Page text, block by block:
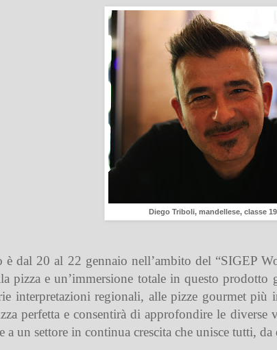
Diego Triboli, mandellese, classe
è dal 20 al 22 gennaio nell’ambito del “SIGEP
pizza e un’immersione totale in questo
interpretazioni regionali, alle pizze gourmetpiù
perfetta e consentirà di approfondire le diverse
a un settore in continua crescita che unisce tutti,